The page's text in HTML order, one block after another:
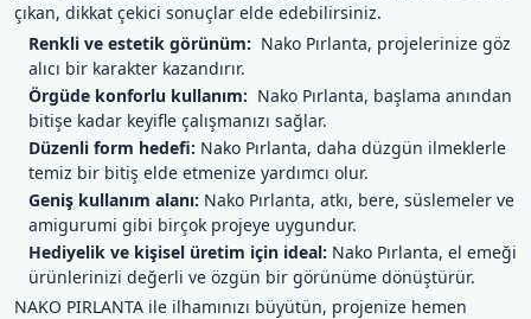
çıkan, dikkat çekici sonuçlar elde edebilirsiniz.
Renkli ve estetik görünüm: Nako Pırlanta, projelerinize göz
alıcı bir karakter kazandırır.
Örgüde konforlu kullanım: Nako Pırlanta, başlama anından
bitişe kadar keyifle çalışmanızı sağlar.
Düzenli form hedefi: Nako Pırlanta, daha düzgün ilmeklerle
temiz bir bitiş elde etmenize yardımcı olur.
Geniş kullanım alanı: Nako Pırlanta, atkı, bere, süslemeler ve
amigurumi gibi birçok projeye uygundur.
Hediyelik ve kişisel üretim için ideal: Nako Pırlanta, el emeği
ürünlerinizi değerli ve özgün bir görünüme dönüştürür.
NAKO PIRLANTA ile ilhamınızı büyütün, projenize hemen
Şal İpleri